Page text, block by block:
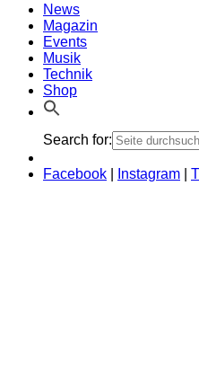
News
Magazin
Events
Musik
Technik
Shop
Search for:
Facebook Instagram